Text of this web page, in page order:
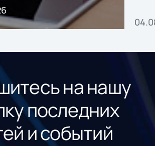
на нашу
последних
и событий